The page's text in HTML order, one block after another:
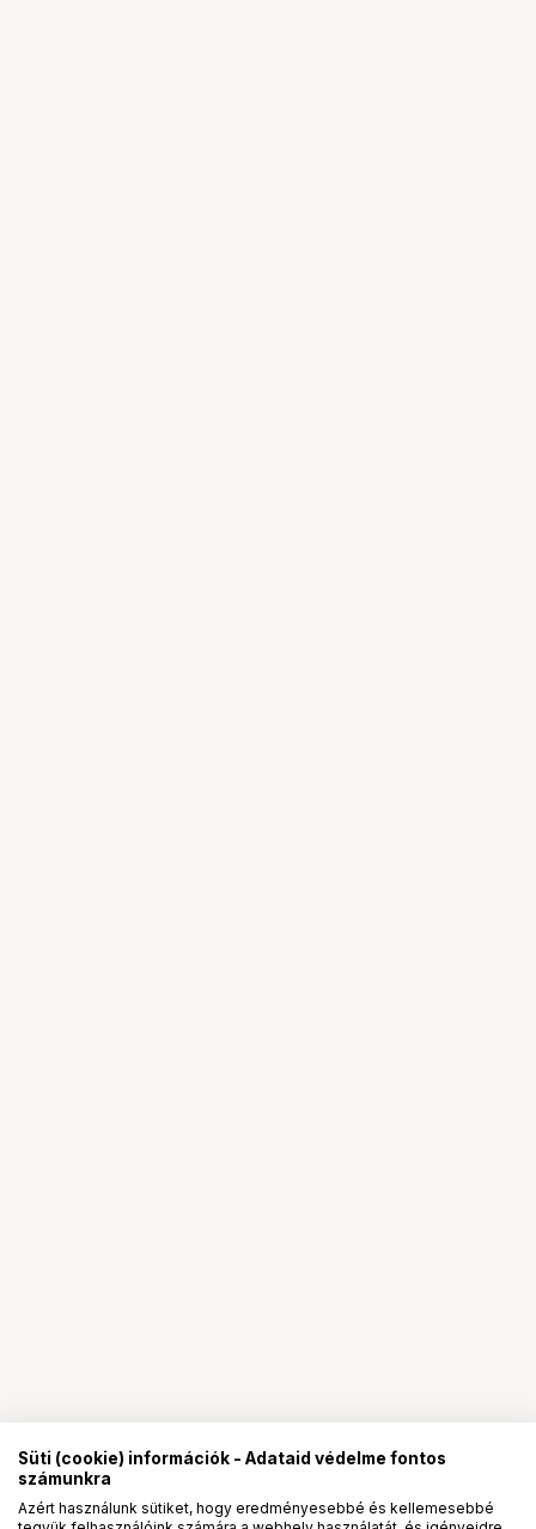
Süti (cookie) információk - Adataid védelme fontos
számunkra
Azért használunk sütiket, hogy eredményesebbé és kellemesebbé